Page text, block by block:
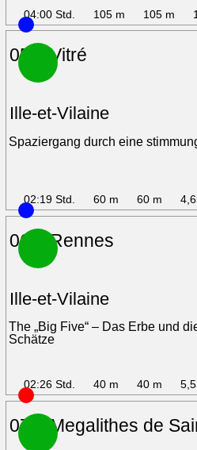
04:00 Std. 105 m 105 m
05 – Vitré
Ille-et-Vilaine
Spaziergang durch eine
02:19 Std. 60 m 60 m
06 – Rennes
Ille-et-Vilaine
The „Big Five“ – Das Erbe und
Schätze
02:26 Std. 40 m 40 m
07 – Megalithes de